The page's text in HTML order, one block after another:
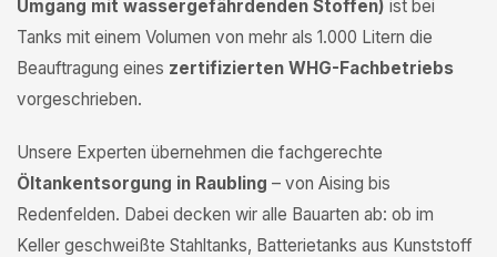
Umgang mit wassergefährdenden Stoffen) ist bei
Tanks mit einem Volumen von mehr als 1.000 Litern die
Beauftragung eines zertifizierten WHG-Fachbetriebs
vorgeschrieben.
Unsere Experten übernehmen die fachgerechte
Öltankentsorgung in Raubling – von Aising bis
Redenfelden. Dabei decken wir alle Bauarten ab: ob im
Keller geschweißte Stahltanks, Batterietanks aus Kunststoff